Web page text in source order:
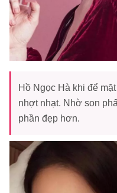
Hồ Ngọc Hà khi để
nhợt nhạt. Nhờ son
phần đẹp hơn.